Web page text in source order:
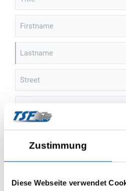
Zustimmung
Diese Webseite verwendet
Firstname
Lastname
Street
City
Country